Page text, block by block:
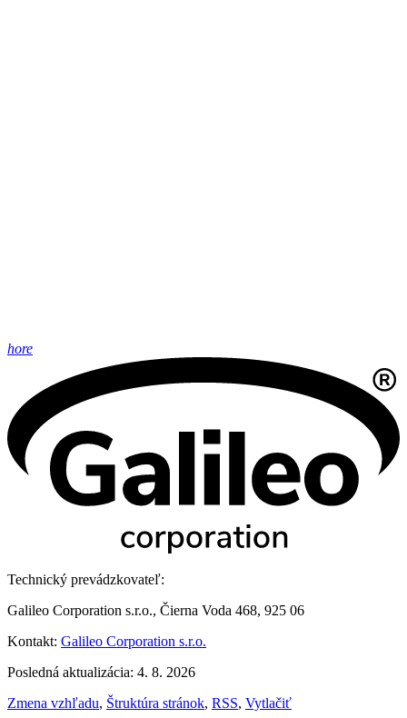
hore
Technický prevádzkovateľ:
Galileo Corporation s.r.o., Čierna Voda 468, 925 06
Kontakt: Galileo Corporation s.r.o.
Posledná aktualizácia: 4. 8. 2026
Zmena vzhľadu, Štruktúra stránok, RSS, Vytlačiť